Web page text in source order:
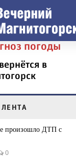
погоды
в
произошло ДТП с
0